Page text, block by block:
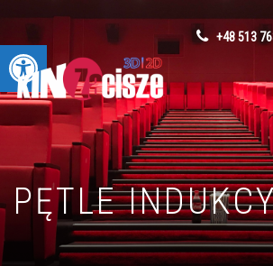
Otwórz pasek narzędzi +48 513
PĘTLE